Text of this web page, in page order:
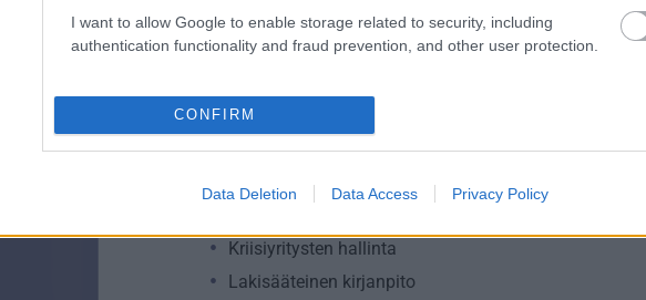
I want to allow Google to enable storage related to security, including
authentication functionality and fraud prevention, and other user protection.
CONFIRM
Data Deletion Data Access Privacy Policy
ALV-laskelmat, ilmoitukset verottajalle ja tilinpäätökset
Henkilöstöhallinnon palvelut
Kansainvälistymispalvelut
Kriisiyritysten hallinta
Lakisääteinen kirjanpito